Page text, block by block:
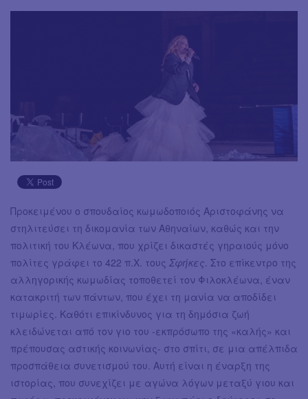
Προκειμένου ο σπουδαίος κωμωδοποιός Αριστοφάνης να
στηλιτεύσει τη δικομανία των Αθηναίων, καθώς και την
πολιτική του Κλέωνα, που χρίζει δικαστές γηραιούς μόνο
πολίτες γράφει το 422 π.Χ. τους Σφήκες . Στο επίκεντρο της
αλληγορικής κωμωδίας τοποθετεί τον Φιλοκλέωνα, έναν
κατακριτή των πάντων, που έχει τη μανία να αποδίδει
τιμωρίες. Καθότι επικίνδυνος για τη δημόσια ζωή
κλειδώνεται από τον γιο του -εκπρόσωπο της «καλής» και
πρέπουσας αστικής κοινωνίας- στο σπίτι, σε μια απέλπιδα
προσπάθεια συνετισμού του. Αυτή είναι η έναρξη της
ιστορίας, που συνεχίζει με αγώνα λόγων μεταξύ γιου και